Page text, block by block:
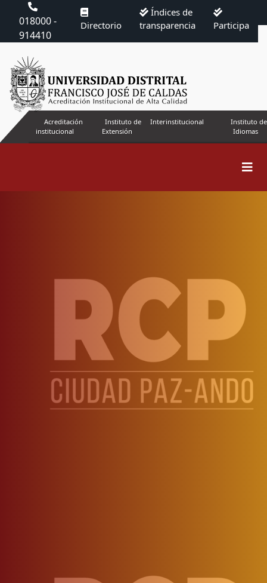
018000 -
914410
Directorio
Índices de
transparencia
Participa
Acreditación
institucional
Instituto de
Extensión
Interinstitucional
Instituto de
Idiomas